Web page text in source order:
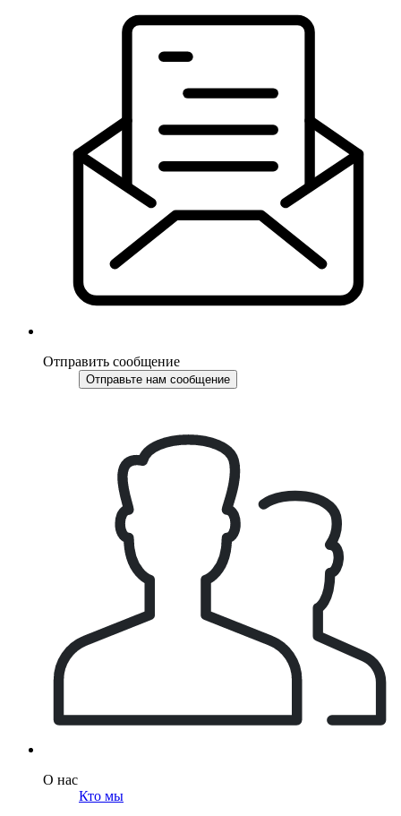
Отправить сообщение
Отправьте нам сообщение
О нас
Кто мы